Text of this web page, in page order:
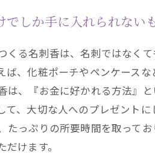
でしか手に入れられない
くる名刺香は、名刺ではなく
ば、化粧ポーチやペンケースな
は、『お金に好かれる方法』
て、大切な人へのプレゼントに
たっぷりの所要時間を取って
だけます。